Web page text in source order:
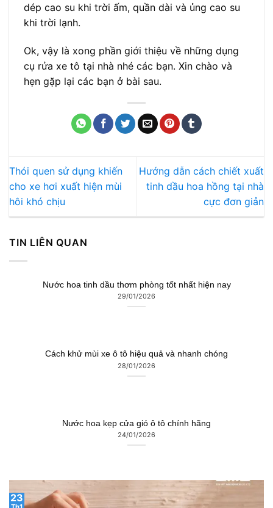
dép cao su khi trời ấm, quần dài và ủng cao su
khi trời lạnh.
Ok, vậy là xong phần giới thiệu về những dụng
cụ rửa xe tô tại nhà nhé các bạn. Xin chào và
hẹn gặp lại các bạn ở bài sau.
Thói quen sử dụng khiến
cho xe hơi xuất hiện mùi
hôi khó chịu
Hướng dẫn cách chiết xuất
tinh dầu hoa hồng tại nhà
cực đơn giản
TIN LIÊN QUAN
Nước hoa tinh dầu thơm phòng tốt nhất hiện nay
29/01/2026
Cách khử mùi xe ô tô hiệu quả và nhanh chóng
28/01/2026
Nước hoa kẹp cửa gió ô tô chính hãng
24/01/2026
23